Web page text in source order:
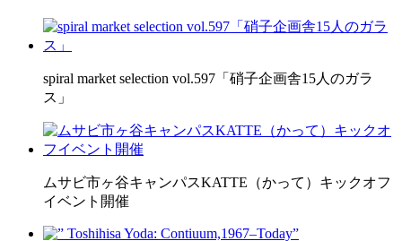
spiral market selection vol.597「硝子企画舎15人のガラ
ス」
ムサビ市ヶ谷キャンパスKATTE（かって）キックオフ
イベント開催